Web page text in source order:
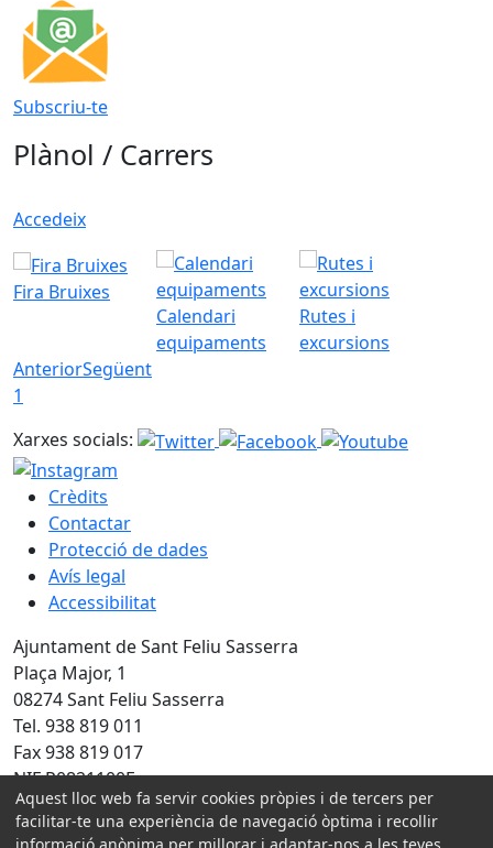
Subscriu-te
Plànol / Carrers
Accedeix
Fira Bruixes
Calendari
equipaments
Rutes i
excursions
AnteriorSegüent
1
Xarxes socials:
Crèdits
Contactar
Protecció de dades
Avís legal
Accessibilitat
Ajuntament de Sant Feliu Sasserra
Plaça Major, 1
08274 Sant Feliu Sasserra
Tel. 938 819 011
Fax 938 819 017
NIF P0821100E
Amb la col·laboració de:
Aquest lloc web fa servir cookies pròpies i de tercers per
facilitar-te una experiència de navegació òptima i recollir